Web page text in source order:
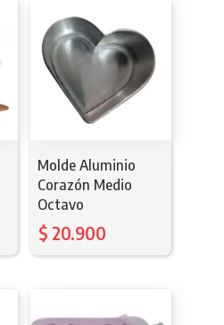
Molde Aluminio
Corazón Medio
Octavo
$ 20.900